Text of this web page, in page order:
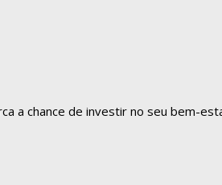
a chance de investir no seu bem-